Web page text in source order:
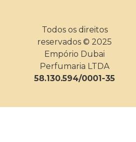
Todos os direitos
reservados © 2025
Empório Dubai
Perfumaria LTDA
58.130.594/0001-35